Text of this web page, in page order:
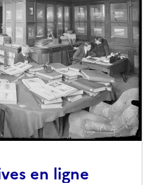
en ligne